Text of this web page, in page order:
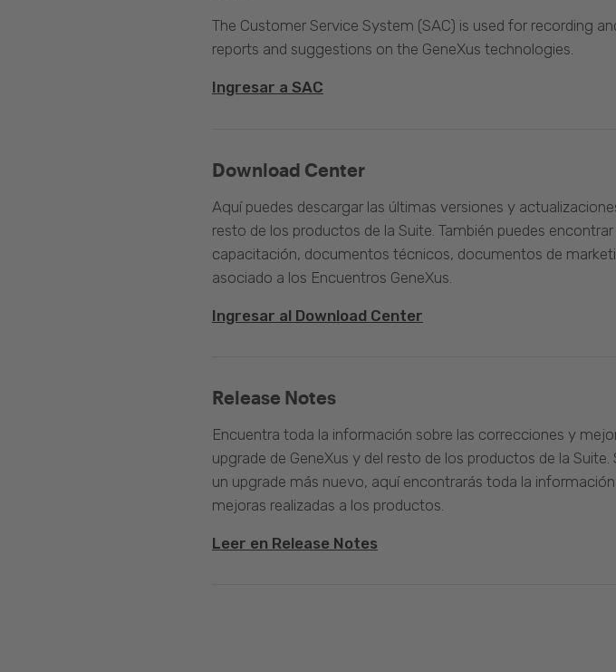
The Customer Service System (SAC) is used for recording
reports and suggestions on the GeneXus technologies.
Ingresar a SAC
Download Center
Aquí puedes descargar las últimas versiones y
resto de los productos de la Suite. También puedes
capacitación, documentos técnicos, documentos de
asociado a los Encuentros GeneXus.
Ingresar al Download Center
Release Notes
Encuentra toda la información sobre las correcciones y
upgrade de GeneXus y del resto de los productos de la Suite.
un upgrade más nuevo, aquí encontrarás toda la
mejoras realizadas a los productos.
Leer en Release Notes